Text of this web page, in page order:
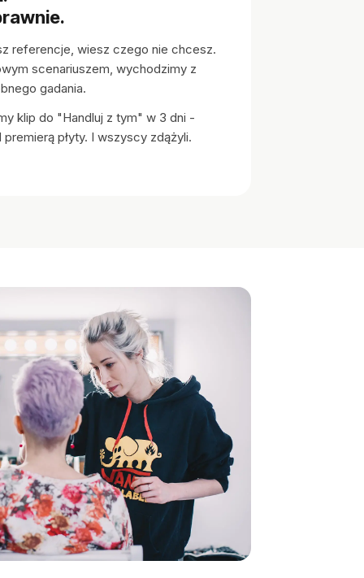
referencje, wiesz czego nie chcesz.
scenariuszem, wychodzimy z
gadania.
klip do "Handluj z tym" w 3 dni -
płyty. I wszyscy zdążyli.